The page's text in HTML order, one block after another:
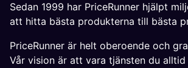
Sedan 1999 har PriceRunner hjälpt
att hitta bästa produkterna till bästa
PriceRunner är helt oberoende och
Vår vision är att vara tjänsten du